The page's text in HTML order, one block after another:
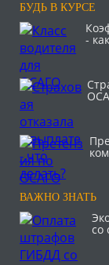
БУДЬ В КУРСЕ
-
ВАЖНО ЗНАТЬ
со